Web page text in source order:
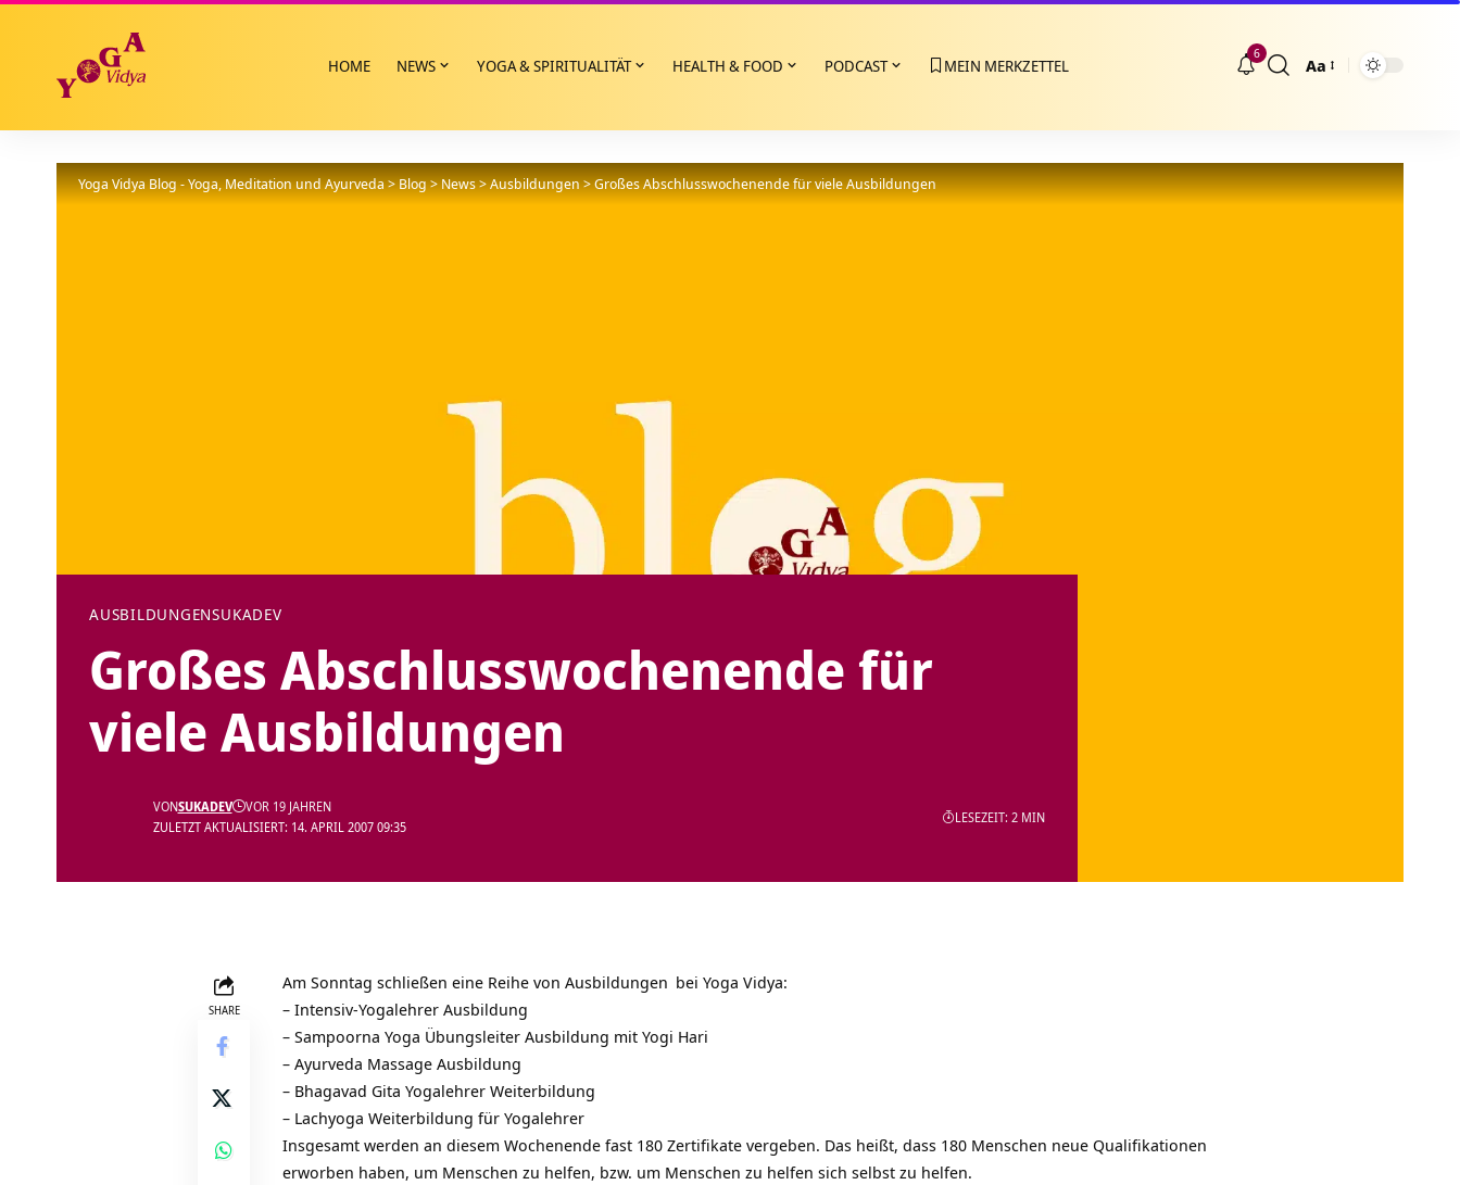
HOME NEWS YOGA & SPIRITUALITÄT HEALTH & FOOD PODCAST MEIN MERKZETTEL
6
Größenänderung
Aa
Yoga Vidya Blog - Yoga, Meditation und Ayurveda>Blog>News>Ausbildungen>Großes Abschlusswochenende für viele Ausbildungen
AUSBILDUNGENSUKADEV
Großes Abschlusswochenende für
viele Ausbildungen
ZULETZT AKTUALISIERT: 14. APRIL 2007 09:35
VONSUKADEV VOR 19 JAHREN
LESEZEIT: 2 MIN
SHARE
Am Sonntag schließen eine Reihe von Ausbildungen bei Yoga Vidya:
– Intensiv-Yogalehrer Ausbildung
– Sampoorna Yoga Übungsleiter Ausbildung mit Yogi Hari
– Ayurveda Massage Ausbildung
– Bhagavad Gita Yogalehrer Weiterbildung
– Lachyoga Weiterbildung für Yogalehrer
Insgesamt werden an diesem Wochenende fast 180 Zertifikate vergeben. Das heißt, dass 180 Menschen neue Qualifikationen
erworben haben, um Menschen zu helfen, bzw. um Menschen zu helfen sich selbst zu helfen.